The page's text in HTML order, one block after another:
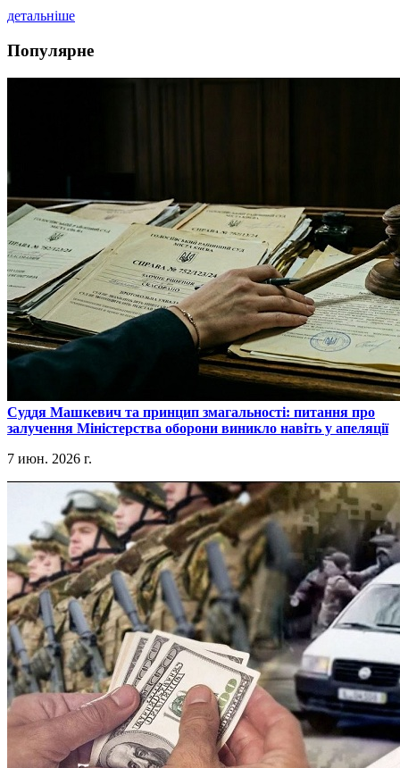
детальніше
Популярне
​Суддя Машкевич та принцип змагальності: питання про
залучення Міністерства оборони виникло навіть у апеляції
7 июн. 2026 г.